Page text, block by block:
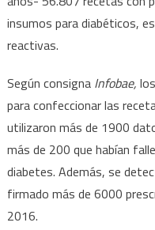
insumos para diabéticos,
reactivas.
Según consigna Infobae,
para confeccionar las
utilizaron más de 1900
más de 200 que habían
diabetes. Además, se
firmado más de 6000
2016.